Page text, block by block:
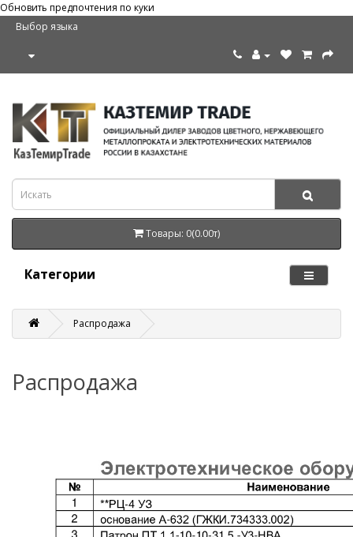
Обновить предпочтения по куки
Выбор языка
Товары: 0(0.00т)
Категории
Распродажа
Распродажа